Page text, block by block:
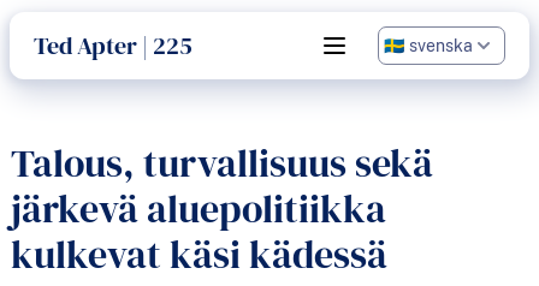
Ted Apter | 225 Open main menu
språk
Talous, turvallisuus sekä
järkevä aluepolitiikka
kulkevat käsi kädessä